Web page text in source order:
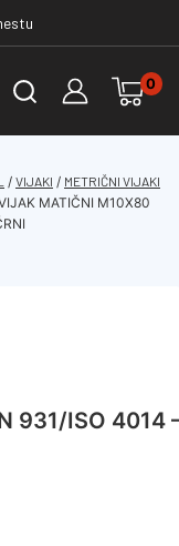
0
/ VIJAKI / METRIČNI VIJAKI
MATIČNI M10X80
931/ISO 4014